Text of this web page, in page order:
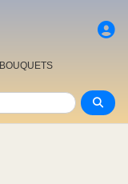
BOUQUETS